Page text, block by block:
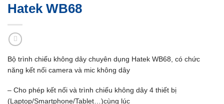
Hatek WB68
Bộ trình chiếu không dây chuyên dụng Hatek WB68, có chức
năng kết nối camera và mic không dây
– Cho phép kết nối và trình chiếu không dây 4 thiết bị
(Laptop/Smartphone/Tablet…)cùng lúc